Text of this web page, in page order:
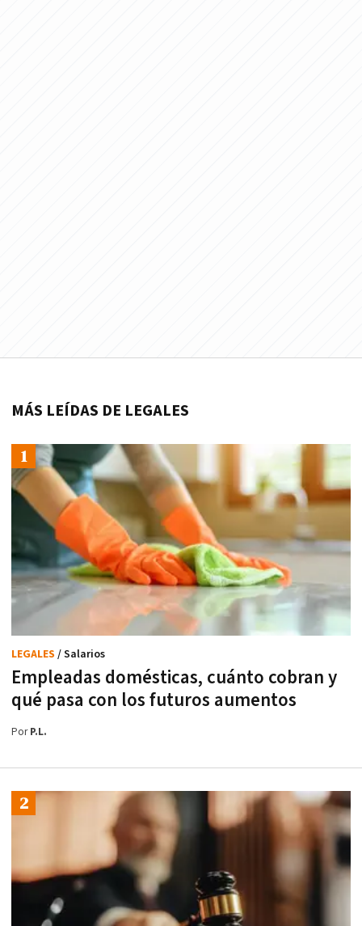
MÁS LEÍDAS DE LEGALES
Empleadas domésticas, cuánto cobran y
qué pasa con los futuros aumentos
LEGALES / Salarios
PorP.L.